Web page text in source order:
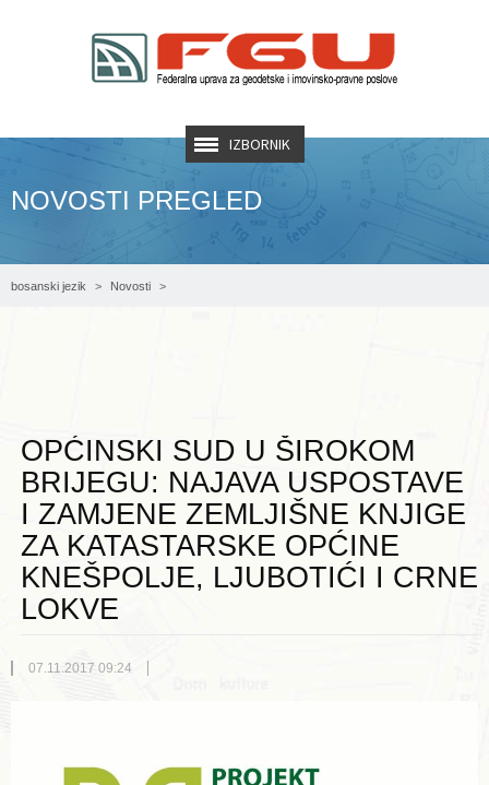
IZBORNIK
NOVOSTI PREGLED
bosanski jezik Novosti
OPĆINSKI SUD U ŠIROKOM
BRIJEGU: NAJAVA USPOSTAVE
I ZAMJENE ZEMLJIŠNE KNJIGE
ZA KATASTARSKE OPĆINE
KNEŠPOLJE, LJUBOTIĆI I CRNE
LOKVE
07.11.2017 09:24